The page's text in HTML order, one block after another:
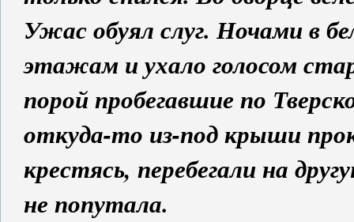
Ужас обуял слуг. Ночами в
этажам и ухало голосом
порой пробегавшие по
откуда-то из-под крыши
крестясь, перебегали на
не попутала.